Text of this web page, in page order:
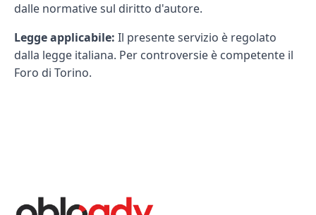
dalle normative sul diritto d'autore.
Legge applicabile: Il presente servizio è regolato
dalla legge italiana. Per controversie è competente il
Foro di Torino.